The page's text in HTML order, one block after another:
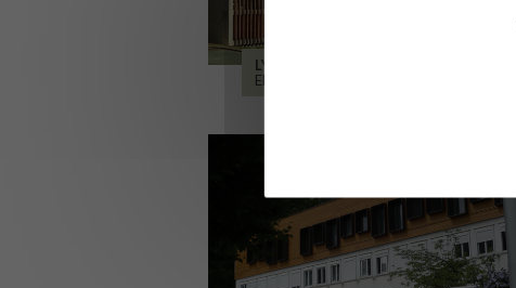
LYCÉE ALPES ET DURANCE
EMBRUN